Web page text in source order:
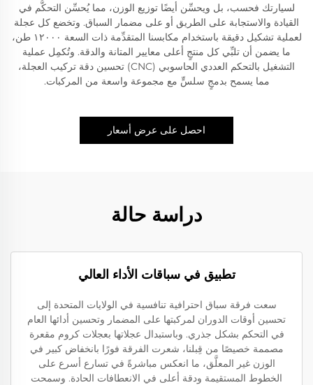
لسيارتك فحسب، بل ويحسِّن أيضًا توزيع الوزن، مما يُحسِّن التحكُّم في
القيادة والاستجابة على الطريق أو على مضمار السباق. وتخضع كل عجلة
لعملية تشكيل دقيقة باستخدام مكابسنا المتقدِّمة ذات السعة ١٢٠٠٠ طن،
ما يضمن أن تلبِّي كل منتجٍ أعلى معايير المتانة والدقة. وتُكمِل عملية
التشغيل بالتحكم العددي الحاسوبي (CNC) تحسين دقة تركيب العجلة،
مما يسمح بدمجٍ سلسٍّ مع مجموعة واسعة من المركبات.
احصل على عرض أسعار
دراسة حالة
تطبيق في سباقات الأداء العالي
سعت فرقة سباق احترافية تنافسية في الولايات المتحدة إلى
تحسين أوقات الدوران لمركبتها على المضمار وتحسين أدائها العام
في التحكم بشكل جذري. وباستبدال عجلاتها بعجلات كروم مقعرة
مصممة خصيصًا من قِبلنا، شعرت الفرقة فورًا بانخفاض كبير في
الوزن غير المعلَّق، ما انعكس مباشرةً في تسارع أسرع على
الخطوط المستقيمة ودقة أعلى في الانعطافات الحادة. وسمحت